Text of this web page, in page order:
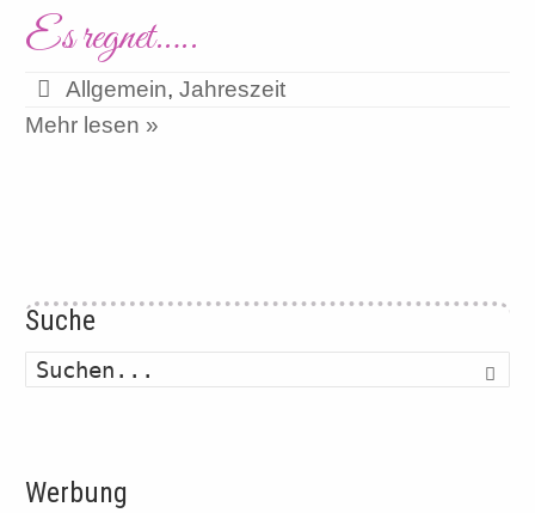
Es regnet…..
Allgemein,Jahreszeit
Mehr lesen »
Suche
Werbung